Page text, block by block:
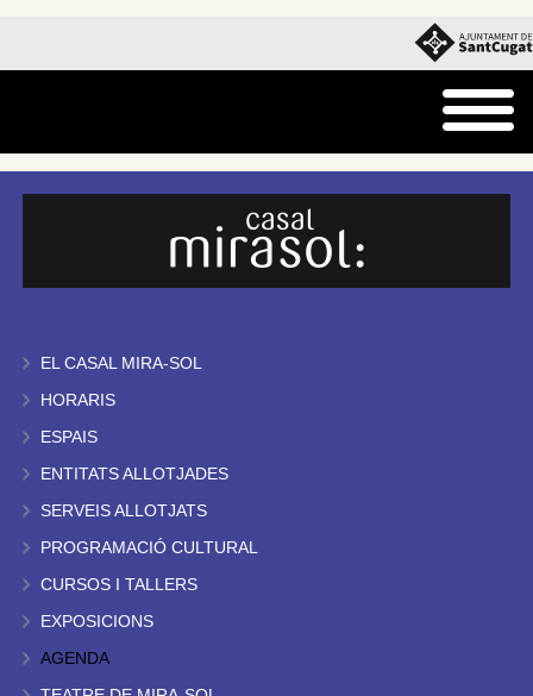
EL CASAL MIRA-SOL
HORARIS
ESPAIS
ENTITATS ALLOTJADES
SERVEIS ALLOTJATS
PROGRAMACIÓ CULTURAL
CURSOS I TALLERS
EXPOSICIONS
AGENDA